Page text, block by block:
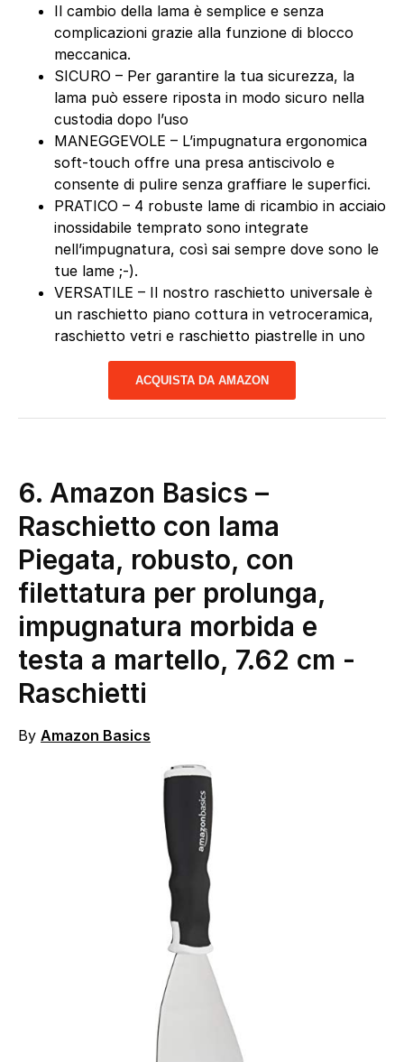
Il cambio della lama è semplice e senza
complicazioni grazie alla funzione di blocco
meccanica.
SICURO – Per garantire la tua sicurezza, la
lama può essere riposta in modo sicuro nella
custodia dopo l’uso
MANEGGEVOLE – L’impugnatura ergonomica
soft-touch offre una presa antiscivolo e
consente di pulire senza graffiare le superfici.
PRATICO – 4 robuste lame di ricambio in acciaio
inossidabile temprato sono integrate
nell’impugnatura, così sai sempre dove sono le
tue lame ;-).
VERSATILE – Il nostro raschietto universale è
un raschietto piano cottura in vetroceramica,
raschietto vetri e raschietto piastrelle in uno
ACQUISTA DA AMAZON
6. Amazon Basics –
Raschietto con lama
Piegata, robusto, con
filettatura per prolunga,
impugnatura morbida e
testa a martello, 7.62 cm -
Raschietti
By Amazon Basics